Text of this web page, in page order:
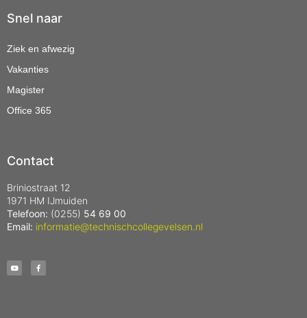
Snel naar
Ziek en afwezig
Vakanties
Magister
Office 365
Contact
Briniostraat 12
1971 HM IJmuiden
Telefoon: (0255) 54 69 00
Email: informatie@technischcollegevelsen.nl